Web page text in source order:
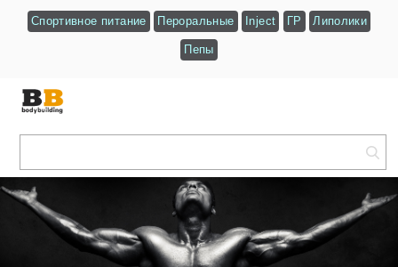
Спортивное питание Пероральные Inject ГР Липолики
Пепы